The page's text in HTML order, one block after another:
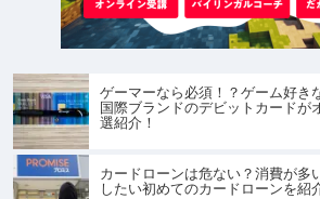
ゲーマーなら必須！？ゲーム好き
国際ブランドのデビットカードが
選紹介！
カードローンは危ない？消費が多
したい初めてのカードローンを紹